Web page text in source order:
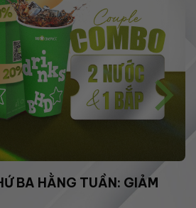
BA HẰNG TUẦN: GIẢM